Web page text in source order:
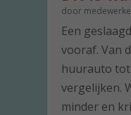
door
Een
vooraf. Van
huurauto
vergelijken.
minder en